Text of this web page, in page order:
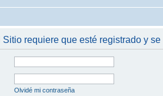
requiere que esté registrado y
Olvidé mi contraseña